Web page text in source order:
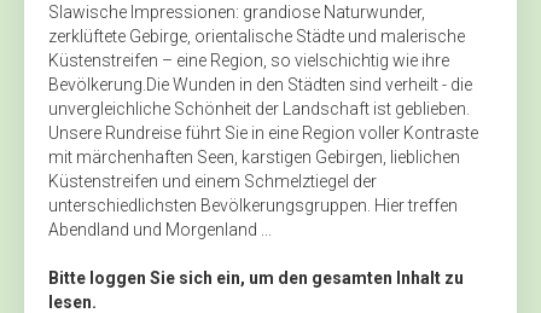
Slawische Impressionen: grandiose Naturwunder,
zerklüftete Gebirge, orientalische Städte und malerische
Küstenstreifen – eine Region, so vielschichtig wie ihre
Bevölkerung.Die Wunden in den Städten sind verheilt - die
unvergleichliche Schönheit der Landschaft ist geblieben.
Unsere Rundreise führt Sie in eine Region voller Kontraste
mit märchenhaften Seen, karstigen Gebirgen, lieblichen
Küstenstreifen und einem Schmelztiegel der
unterschiedlichsten Bevölkerungsgruppen. Hier treffen
Abendland und Morgenland ...
Bitte loggen Sie sich ein, um den gesamten Inhalt zu
lesen.